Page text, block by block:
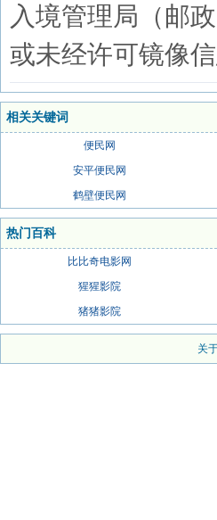
入境管理局（邮
或未经许可镜像
相关关键词
便民网
安平便民网
鹤壁便民网
热门百科
比比奇电影网
猩猩影院
猪猪影院
关